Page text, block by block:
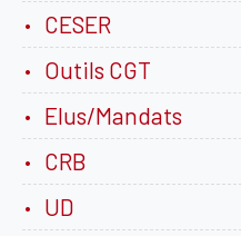
CESER
Outils CGT
Elus/Mandats
CRB
UD